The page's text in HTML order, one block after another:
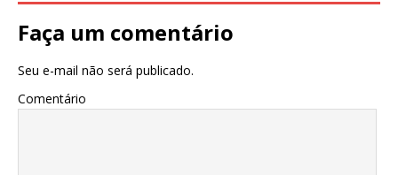
Faça um comentário
Seu e-mail não será publicado.
Comentário